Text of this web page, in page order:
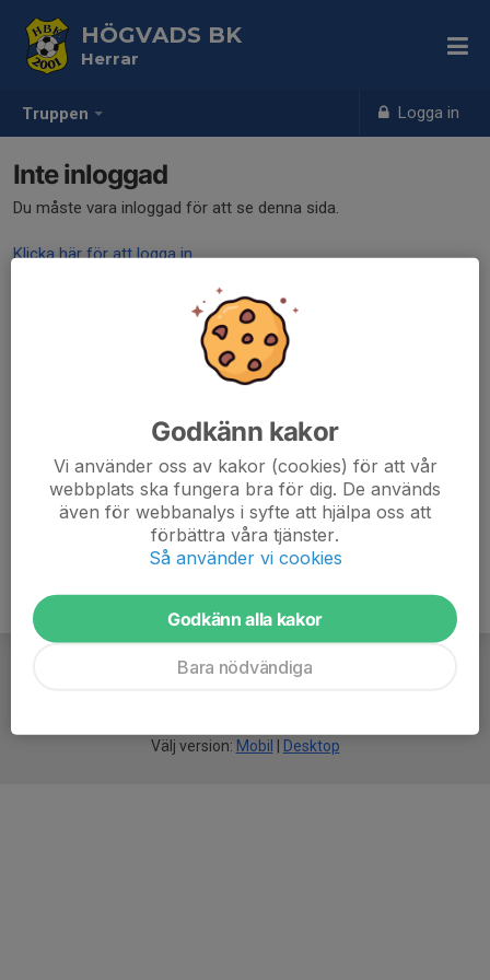
Truppen Logga in
HÖGVADS BK
Herrar
Inte inloggad
Du måste vara inloggad för att se denna sida.
Klicka här för att logga in
Välj version: Mobil Desktop
Godkänn kakor
Vi använder oss av kakor (cookies) för att vår
webbplats ska fungera bra för dig. De används
även för webbanalys i syfte att hjälpa oss att
förbättra våra tjänster.
Så använder vi cookies
Godkänn alla kakor
Bara nödvändiga